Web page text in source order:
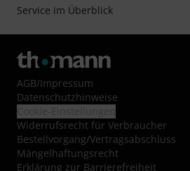
Service im Überblick
AGB/Impressum
Datenschutzhinweise
Widerrufsrecht für Verbraucher
Bestellvorgang/Vertragsabschluss
Mängelhaftungsrecht
Erklärung zur Barrierefreiheit